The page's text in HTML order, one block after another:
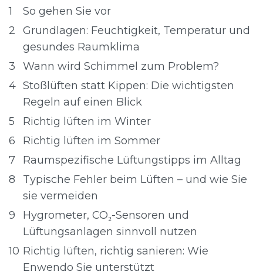
1
So gehen Sie vor
2
Grundlagen: Feuchtigkeit, Temperatur und
gesundes Raumklima
3
Wann wird Schimmel zum Problem?
4 Stoßlüften statt Kippen: Die wichtigsten
Regeln auf einen Blick
5
Richtig lüften im Winter
6
Richtig lüften im Sommer
7
Raumspezifische Lüftungstipps im Alltag
8
Typische Fehler beim Lüften – und wie Sie
sie vermeiden
9
Hygrometer, CO₂-Sensoren und
Lüftungsanlagen sinnvoll nutzen
10 Richtig lüften, richtig sanieren: Wie
Enwendo Sie unterstützt